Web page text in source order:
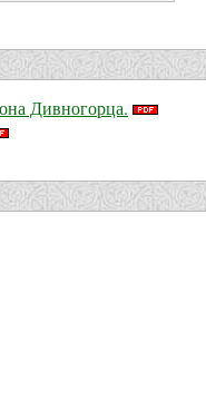
Дивногорца.